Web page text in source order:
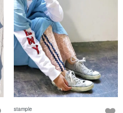
stample